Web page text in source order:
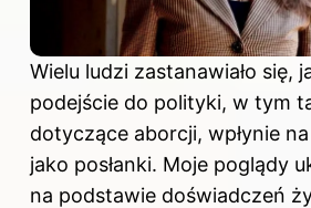
Wielu ludzi zastanawiało się,
podejście do polityki, w tym
dotyczące aborcji, wpłynie na
jako posłanki. Moje poglądy
na podstawie doświadczeń